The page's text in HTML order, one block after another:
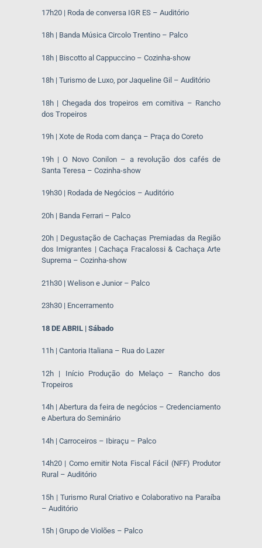
17h20 | Roda de conversa IGR ES – Auditório
18h | Banda Música Circolo Trentino – Palco
18h | Biscotto al Cappuccino – Cozinha-show
18h | Turismo de Luxo, por Jaqueline Gil – Auditório
18h | Chegada dos tropeiros em comitiva – Rancho
dos Tropeiros
19h | Xote de Roda com dança – Praça do Coreto
19h | O Novo Conilon – a revolução dos cafés de
Santa Teresa – Cozinha-show
19h30 | Rodada de Negócios – Auditório
20h | Banda Ferrari – Palco
20h | Degustação de Cachaças Premiadas da Região
dos Imigrantes | Cachaça Fracalossi & Cachaça Arte
Suprema – Cozinha-show
21h30 | Welison e Junior – Palco
23h30 | Encerramento
18 DE ABRIL | Sábado
11h | Cantoria Italiana – Rua do Lazer
12h | Início Produção do Melaço – Rancho dos
Tropeiros
14h | Abertura da feira de negócios – Credenciamento
e Abertura do Seminário
14h | Carroceiros – Ibiraçu – Palco
14h20 | Como emitir Nota Fiscal Fácil (NFF) Produtor
Rural – Auditório
15h | Turismo Rural Criativo e Colaborativo na Paraíba
– Auditório
15h | Grupo de Violões – Palco